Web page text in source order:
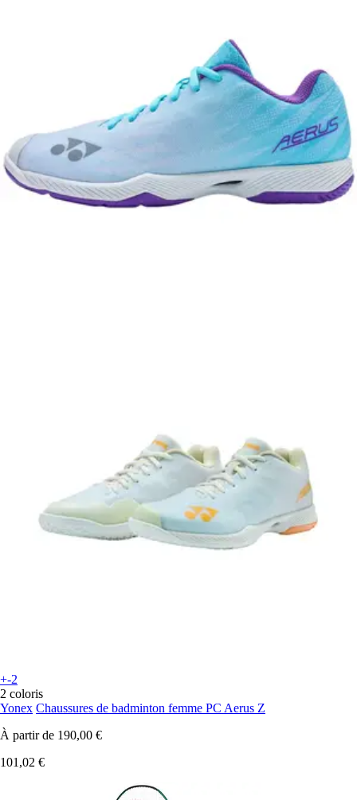
+-2
2 coloris
Yonex Chaussures de badminton femme PC Aerus Z
À partir de 190,00 €
101,02 €